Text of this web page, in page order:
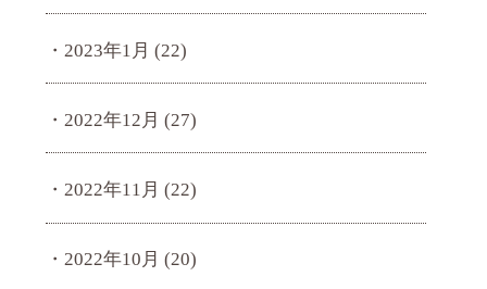
2023年1月 (22)
2022年12月 (27)
2022年11月 (22)
2022年10月 (20)